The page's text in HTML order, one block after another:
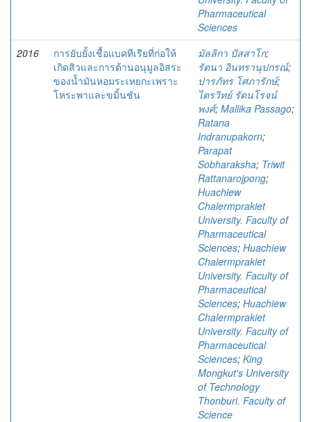
Pharmaceutical
Sciences
2016
การยับยั้งเชื้อแบคทีเรียที่ก่อให้
เกิดสิวและการต้านอนุมูลอิสระ
ของน้ำมันหอมระเหยกะเพราะ
โหระพาและขมิ้นชัน
มัลลิกา ปัสสาโก;
รัตนา อินทรานุปกรณ์;
ปารภัทร โศภารักษ์;
ไตรวิทย์ รัตนโรจน์
พงศ์; Mallika Passago;
Ratana
Indranupakorn;
Parapat
Sobharaksha; Triwit
Rattanarojpong;
Huachiew
Chalermprakiet
University. Faculty of
Pharmaceutical
Sciences; Huachiew
Chalermprakiet
University. Faculty of
Pharmaceutical
Sciences; Huachiew
Chalermprakiet
University. Faculty of
Pharmaceutical
Sciences; King
Mongkut's University
of Technology
Thonburi. Faculty of
Science